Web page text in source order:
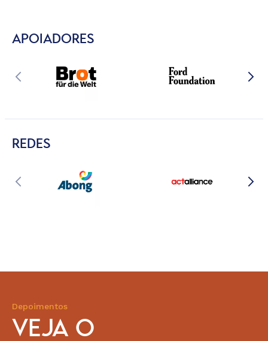
APOIADORES
REDES
Depoimentos
VEJA O